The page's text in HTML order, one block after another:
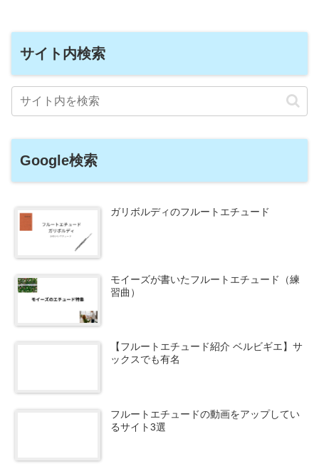
サイト内検索
Google検索
ガリボルディのフルートエチュード
モイーズが書いたフルートエチュード（練
習曲）
【フルートエチュード紹介 ベルビギエ】サ
ックスでも有名
フルートエチュードの動画をアップしてい
るサイト3選